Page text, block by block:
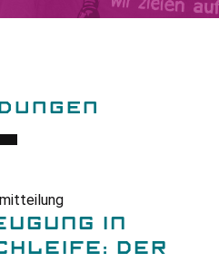
IN
DER